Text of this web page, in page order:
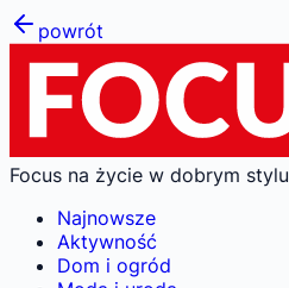
powrót
Focus na życie w dobrym stylu
Najnowsze
Aktywność
Dom i ogród